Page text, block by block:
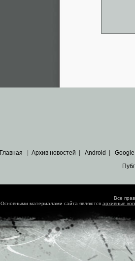
Главная Архив новостей Android Google
Все
Основными материалами сайта являются архивные